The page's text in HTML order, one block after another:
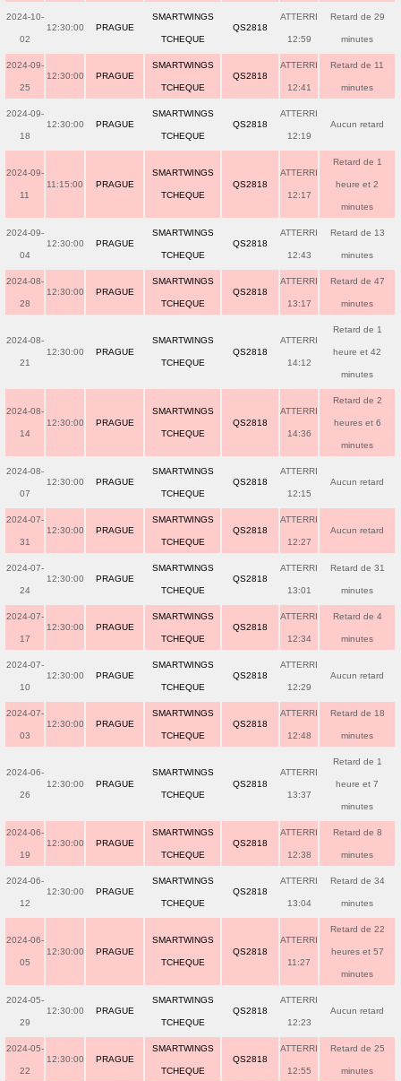
2024-10-
02
12:30:00 PRAGUE
SMARTWINGS
TCHEQUE
QS2818
ATTERRI
12:59
Retard de 29
minutes
2024-09-
25
12:30:00 PRAGUE
SMARTWINGS
TCHEQUE
QS2818
ATTERRI
12:41
Retard de 11
minutes
2024-09-
18
12:30:00 PRAGUE
SMARTWINGS
TCHEQUE
QS2818
ATTERRI
12:19
Aucun retard
2024-09-
11
11:15:00 PRAGUE
SMARTWINGS
TCHEQUE
QS2818
ATTERRI
12:17
Retard de 1
heure et 2
minutes
2024-09-
04
12:30:00 PRAGUE
SMARTWINGS
TCHEQUE
QS2818
ATTERRI
12:43
Retard de 13
minutes
2024-08-
28
12:30:00 PRAGUE
SMARTWINGS
TCHEQUE
QS2818
ATTERRI
13:17
Retard de 47
minutes
2024-08-
21
12:30:00 PRAGUE
SMARTWINGS
TCHEQUE
QS2818
ATTERRI
14:12
Retard de 1
heure et 42
minutes
2024-08-
14
12:30:00 PRAGUE
SMARTWINGS
TCHEQUE
QS2818
ATTERRI
14:36
Retard de 2
heures et 6
minutes
2024-08-
07
12:30:00 PRAGUE
SMARTWINGS
TCHEQUE
QS2818
ATTERRI
12:15
Aucun retard
2024-07-
31
12:30:00 PRAGUE
SMARTWINGS
TCHEQUE
QS2818
ATTERRI
12:27
Aucun retard
2024-07-
24
12:30:00 PRAGUE
SMARTWINGS
TCHEQUE
QS2818
ATTERRI
13:01
Retard de 31
minutes
2024-07-
17
12:30:00 PRAGUE
SMARTWINGS
TCHEQUE
QS2818
ATTERRI
12:34
Retard de 4
minutes
2024-07-
10
12:30:00 PRAGUE
SMARTWINGS
TCHEQUE
QS2818
ATTERRI
12:29
Aucun retard
2024-07-
03
12:30:00 PRAGUE
SMARTWINGS
TCHEQUE
QS2818
ATTERRI
12:48
Retard de 18
minutes
2024-06-
26
12:30:00 PRAGUE
SMARTWINGS
TCHEQUE
QS2818
ATTERRI
13:37
Retard de 1
heure et 7
minutes
2024-06-
19
12:30:00 PRAGUE
SMARTWINGS
TCHEQUE
QS2818
ATTERRI
12:38
Retard de 8
minutes
2024-06-
12
12:30:00 PRAGUE
SMARTWINGS
TCHEQUE
QS2818
ATTERRI
13:04
Retard de 34
minutes
2024-06-
05
12:30:00 PRAGUE
SMARTWINGS
TCHEQUE
QS2818
ATTERRI
11:27
Retard de 22
heures et 57
minutes
2024-05-
29
12:30:00 PRAGUE
SMARTWINGS
TCHEQUE
QS2818
ATTERRI
12:23
Aucun retard
2024-05-
22
12:30:00 PRAGUE
SMARTWINGS
TCHEQUE
QS2818
ATTERRI
12:55
Retard de 25
minutes